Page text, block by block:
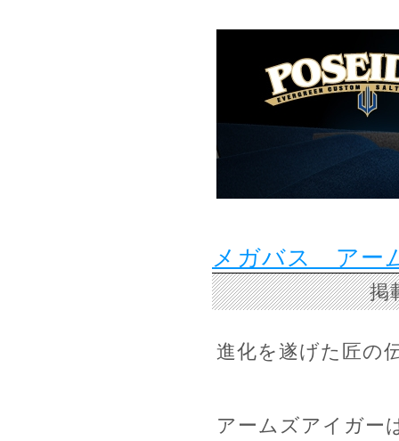
メガバス アー
掲
進化を遂げた匠の
アームズアイガー